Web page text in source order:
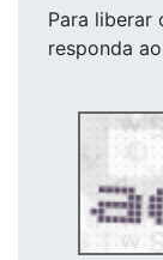
Para liberar
responda